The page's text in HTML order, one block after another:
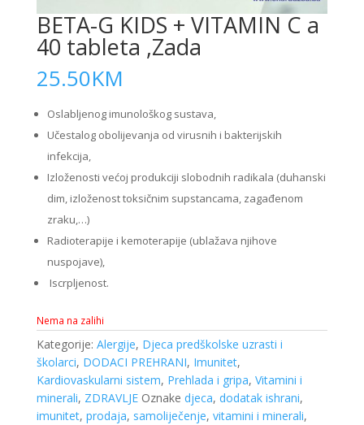
BETA-G KIDS + VITAMIN C a
40 tableta ,Zada
25.50KM
Oslabljenog imunološkog sustava,
Učestalog obolijevanja od virusnih i bakterijskih
infekcija,
Izloženosti većoj produkciji slobodnih radikala (duhanski
dim, izloženost toksičnim supstancama, zagađenom
zraku,…)
Radioterapije i kemoterapije (ublažava njihove
nuspojave),
Iscrpljenost.
Nema na zalihi
Kategorije: Alergije, Djeca predškolske uzrasti i
školarci, DODACI PREHRANI, Imunitet,
Kardiovaskularni sistem, Prehlada i gripa, Vitamini i
minerali, ZDRAVLJE Oznake djeca, dodatak ishrani,
imunitet, prodaja, samoliječenje, vitamini i minerali,